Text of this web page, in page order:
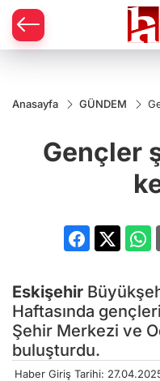
Anasayfa GÜNDEM
Gençler
Eskişehir
Haftasında
Şehir Merkezi ve
buluşturdu.
Haber Giriş Tarihi: